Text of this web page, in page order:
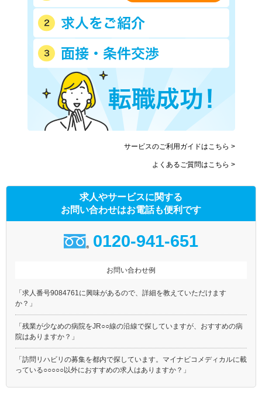
サービスのご利用ガイドはこちら >
よくあるご質問はこちら >
求人やサービスに関する
お問い合わせはお電話も便利です
0120-941-651
お問い合わせ例
「求人番号9084761に興味があるので、詳細を教えていただけます
か？」
「残業が少なめの病院をJR○○線の沿線で探していますが、おすすめの病
院はありますか？」
「訪問リハビリの募集を都内で探しています。マイナビコメディカルに載
っている○○○○○以外におすすめの求人はありますか？」